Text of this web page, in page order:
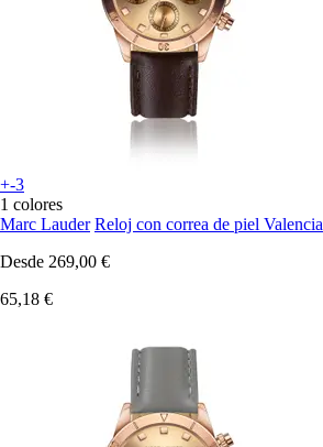
+-3
1 colores
Marc Lauder Reloj con correa de piel Valencia
Desde 269,00 €
65,18 €